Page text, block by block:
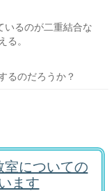
いるのが二重結合な
る。
るのだろうか？
についての
ます